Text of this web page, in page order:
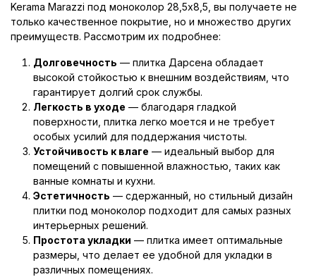
Kerama Marazzi под моноколор 28,5x8,5, вы получаете не
только качественное покрытие, но и множество других
преимуществ. Рассмотрим их подробнее:
Долговечность — плитка Дарсена обладает
высокой стойкостью к внешним воздействиям, что
гарантирует долгий срок службы.
Легкость в уходе — благодаря гладкой
поверхности, плитка легко моется и не требует
особых усилий для поддержания чистоты.
Устойчивость к влаге — идеальный выбор для
помещений с повышенной влажностью, таких как
ванные комнаты и кухни.
Эстетичность — сдержанный, но стильный дизайн
плитки под моноколор подходит для самых разных
интерьерных решений.
Простота укладки — плитка имеет оптимальные
размеры, что делает ее удобной для укладки в
различных помещениях.